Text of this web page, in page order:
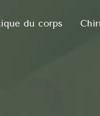
du corps